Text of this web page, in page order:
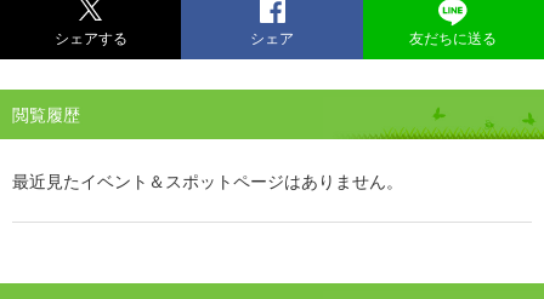
シェアする シェア 友だちに送る
閲覧履歴
最近見たイベント＆スポットページはありません。